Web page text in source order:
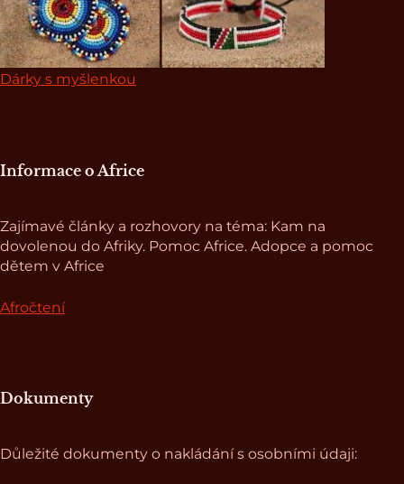
Dárky s myšlenkou
Informace o Africe
Zajímavé články a rozhovory na téma: Kam na
dovolenou do Afriky. Pomoc Africe. Adopce a pomoc
dětem v Africe
Afročtení
Dokumenty
Důležité dokumenty o nakládání s osobními údaji: